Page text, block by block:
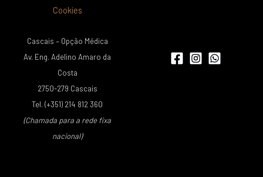
Cookies
Cascais – Opção Médica
Av. Eng. Adelino Amaro da
Costa
2750-279 Cascais
Tel. (+351) 214 812 360
(Chamada para a rede fixa
nacional)